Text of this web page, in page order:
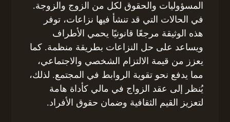
المسؤوليات والحقوق لكل من الزوج والزوجة.
في الحالات التي قد تنشأ فيها نزاعات، توفر
هذه الوثيقة مرجعًا قانونيًا يحمي الأطراف
ويساعد على حل النزاعات بطريقة منظمة. كما
يعزز من قيمة الالتزام الشخصي والاجتماعي،
مما يدفع نحو تقوية الروابط في المجتمع. لذلك،
يُنظر إلى عقد الزواج في مالي كأداة هامة
لتعزيز القيم الثقافية وضمان حقوق الأفراد.